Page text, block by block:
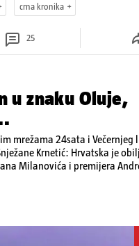
crna kronika
25
u znaku Oluje,
mrežama 24sata i
Krnetić: Hrvatska je
Milanovića i premijera
proizvodnje u